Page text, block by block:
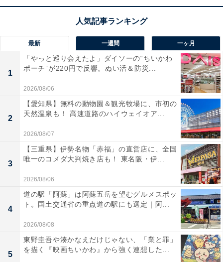
っかり吸い込む強力な吸引力が自慢です！ 一番の魅力
は、ごみ捨てが劇的にラクになる紙パック式であるこ
と。ごみがたまっても吸引力が長持ちする構造で、ほこ
りが舞い散る心配もなく衛生的に使えます。軽快な取り
回しで、毎日の掃除が驚くほどスムーズになりますね。
ユーザーからは「紙パックの手軽さが最高」「軽くて吸
引力も大満足」と高評価！ 一方で、「強モードだと運転
時間が少し短く感じる」という声も。手入れの手間を減
らして清潔に保ちたい人や、軽さと高い吸引力を両立さ
せたい人には、おすすめの商品といえそうです。
【Amazonセール】Anker「急速充電器」が
特別価格で登場中【1月5日】
最新 一週間 一ヶ月
1
「やっと巡り会えたよ」ダイソーの“ちいかわ
ポーチ”が220円で反響。ぬい活＆防災...
2026/08/06
2
【愛知県】無料の動物園＆観光牧場に、市初の
天然温泉も！ 高速道路のハイウェイオア...
2026/08/07
3
【三重県】伊勢名物「赤福」の直営店に、全国
唯一のコメダ大判焼き店も！ 東名阪・伊...
2026/08/06
4
道の駅「阿蘇」は阿蘇五岳を望むグルメスポッ
ト。国土交通省の重点道の駅にも選定｜阿...
2026/08/08
5
東野圭吾や湊かなえだけじゃない、「業と罪」
を描く『映画ちいかわ』から強く連想した...